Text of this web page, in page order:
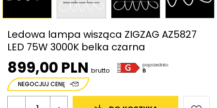
Ledowa lampa wisząca ZIGZAG AZ5827
LED 75W 3000K belka czarna
899,00 PLN brutto
NEGOCJUJ CENĘ